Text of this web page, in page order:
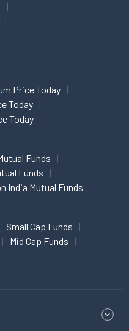
Price Today
Today
Today
Funds
Funds
India Mutual Funds
Small Cap Funds
Mid Cap Funds